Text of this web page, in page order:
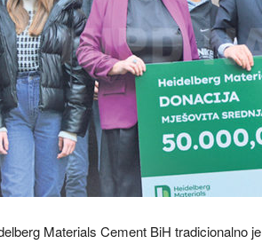
Materials Cement BiH tradicionalno